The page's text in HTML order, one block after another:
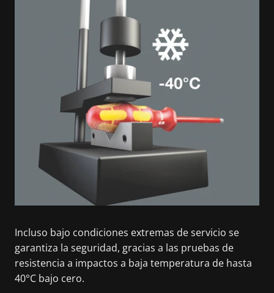
Incluso bajo condiciones extremas de servicio se
garantiza la seguridad, gracias a las pruebas de
resistencia a impactos a baja temperatura de hasta
40°C bajo cero.